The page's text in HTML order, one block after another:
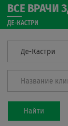
ВСЕ ВРАЧИ
ДЕ-КАСТРИ
Де-Кастри
Название
Найти